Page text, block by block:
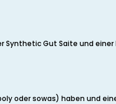
Gut Saite und
oder sowas) haben und